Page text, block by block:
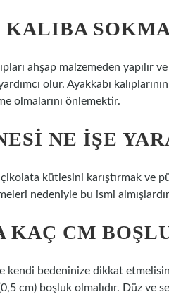
ahşap malzemeden yapılır
olur. Ayakkabı
olmalarını önlemektir.
NE IŞE
kütlesini karıştırmak ve
nedeniyle bu ismi
KAÇ CM
kendi bedeninize dikkat
cm) boşluk olmalıdır. Düz ve